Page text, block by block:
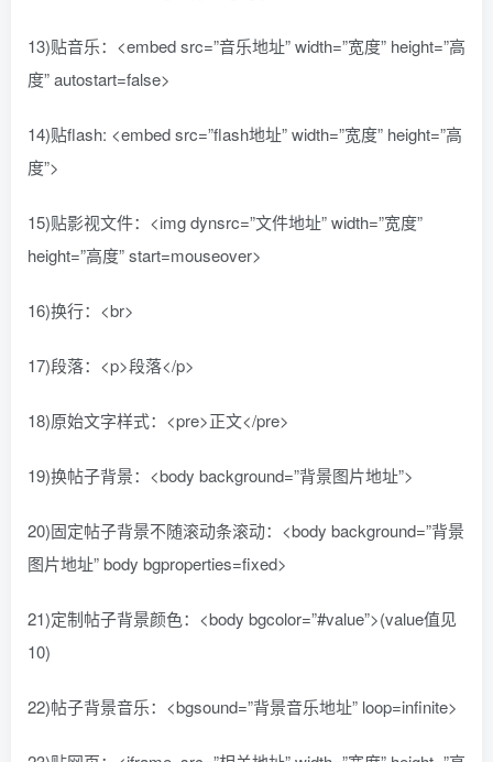
13)贴音乐：<embed src=”音乐地址” width=”宽度” height=”高
度” autostart=false>
14)贴flash: <embed src=”flash地址” width=”宽度” height=”高
度”>
15)贴影视文件：<img dynsrc=”文件地址” width=”宽度”
height=”高度” start=mouseover>
16)换行：<br>
17)段落：<p>段落</p>
18)原始文字样式：<pre>正文</pre>
19)换帖子背景：<body background=”背景图片地址”>
20)固定帖子背景不随滚动条滚动：<body background=”背景
图片地址” body bgproperties=fixed>
21)定制帖子背景颜色：<body bgcolor=”#value”>(value值见
10)
22)帖子背景音乐：<bgsound=”背景音乐地址” loop=infinite>